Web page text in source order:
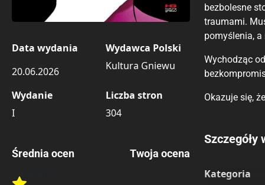
Data wydania
20.06.2026
Wydawca Polski
Kultura Gniewu
Wydanie
I
Liczba stron
304
Średnia ocen Twoja ocena
bezbolesne
traumami.
pomyślenia,
Wychodząc
Okazuje się,
Porównaj
Szczegóły
Kategoria